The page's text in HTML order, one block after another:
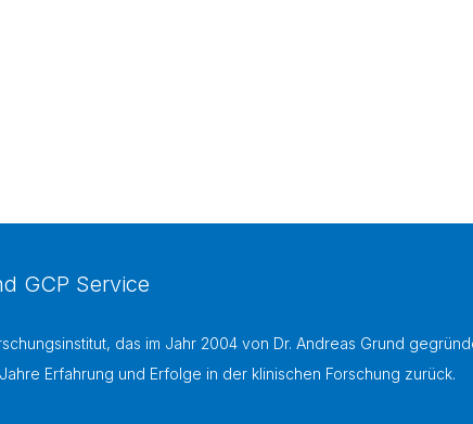
GCP Service
das im Jahr 2004 von Dr. Andreas Grund
Erfahrung und Erfolge in der klinischen Forschung zurück.